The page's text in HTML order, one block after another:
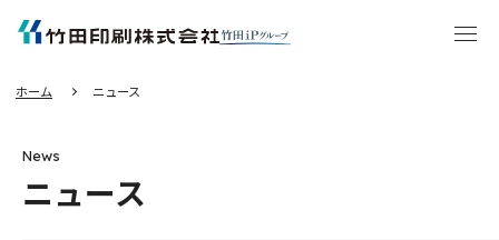
ホーム ニュース
News
ニュース